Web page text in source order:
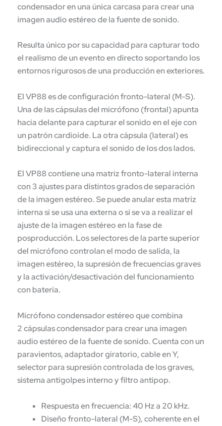
condensador en una única carcasa para crear una
imagen audio estéreo de la fuente de sonido.
Resulta único por su capacidad para capturar todo
el realismo de un evento en directo soportando los
entornos rigurosos de una producción en exteriores.
El VP88 es de configuración fronto-lateral (M-S).
Una de las cápsulas del micrófono (frontal) apunta
hacia delante para capturar el sonido en el eje con
un patrón cardioide. La otra cápsula (lateral) es
bidireccional y captura el sonido de los dos lados.
El VP88 contiene una matriz fronto-lateral interna
con 3 ajustes para distintos grados de separación
de la imagen estéreo. Se puede anular esta matriz
interna si se usa una externa o si se va a realizar el
ajuste de la imagen estéreo en la fase de
posproducción. Los selectores de la parte superior
del micrófono controlan el modo de salida, la
imagen estéreo, la supresión de frecuencias graves
y la activación/desactivación del funcionamiento
con batería.
Micrófono condensador estéreo que combina
2 cápsulas condensador para crear una imagen
audio estéreo de la fuente de sonido. Cuenta con un
paravientos, adaptador giratorio, cable en Y,
selector para supresión controlada de los graves,
sistema antigolpes interno y filtro antipop.
Respuesta en frecuencia: 40 Hz a 20 kHz.
Diseño fronto-lateral (M-S), coherente en el